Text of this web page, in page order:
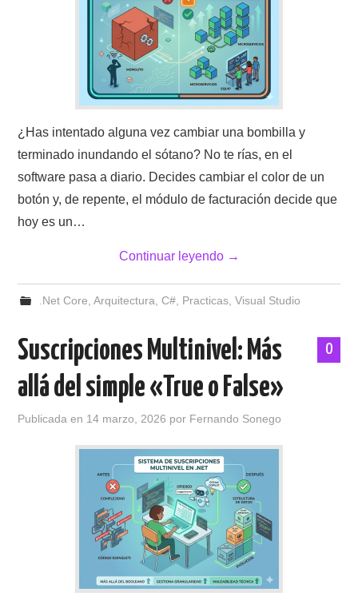
¿Has intentado alguna vez cambiar una bombilla y
terminado inundando el sótano? No te rías, en el
software pasa a diario. Decides cambiar el color de un
botón y, de repente, el módulo de facturación decide que
hoy es un…
Continuar leyendo →
.Net Core, Arquitectura, C#, Practicas, Visual Studio
0
Suscripciones Multinivel: Más
allá del simple «True o False»
Publicada en 14 marzo, 2026 por Fernando Sonego